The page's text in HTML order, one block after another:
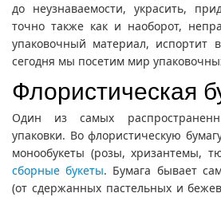
до неузнаваемости, украсить,
точно также как и наоборот,
упаковочный материал, испортит
сегодня мы посетим мир
Флористическая
Один из самых
упаковки. Во флористическую
монообукеты (розы, хризантемы,
сборные букеты. Бумага бывает
(от сдержанных пастельных и